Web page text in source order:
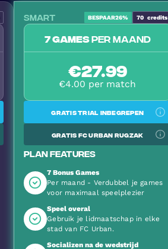
Meest populair
Smart BESPAAR26% 70credits
7 gamesper maand
€27.99
€4.00 per match
Gratis trial inbegrepen
Gratis FC Urban Rugzak
Plan features
7 Bonus Games
Per maand - Verdubbel je games
voor maximaal speelplezier
Speel overal
Gebruik je lidmaatschap in elke
stad van FC Urban.
Socializen na de wedstrijd